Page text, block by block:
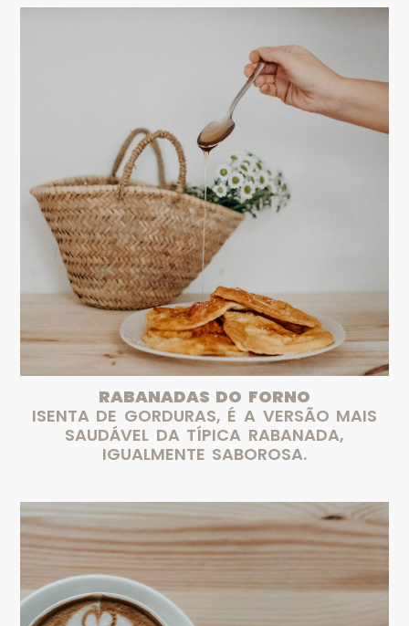
RABANADAS DO FORNO
ISENTA DE GORDURAS, É A VERSÃO MAIS
SAUDÁVEL DA TÍPICA RABANADA,
IGUALMENTE SABOROSA.